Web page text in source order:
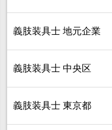
義肢装具士 地元企業
義肢装具士 中央区
義肢装具士 東京都